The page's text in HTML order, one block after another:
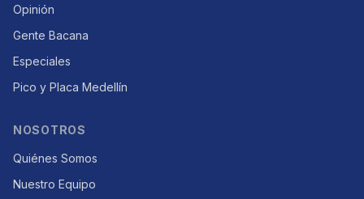
Opinión
Gente Bacana
Especiales
Pico y Placa Medellín
NOSOTROS
Quiénes Somos
Nuestro Equipo